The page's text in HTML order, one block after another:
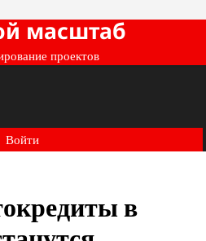
масштаб
проектов
Войти
в